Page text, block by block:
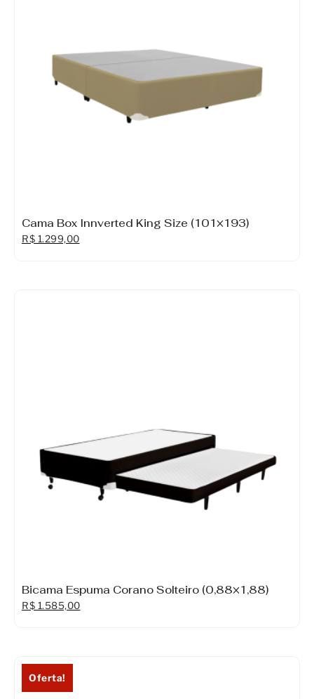
Cama Box Innverted King Size (101×193)
R$ 1.299,00
Bicama Espuma Corano Solteiro (0,88×1,88)
R$ 1.585,00
Oferta!